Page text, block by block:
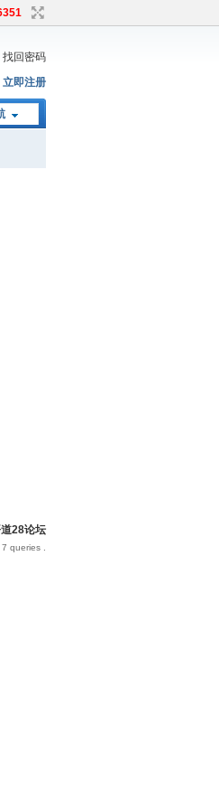
找回密码
立即注册
28论坛
queries .